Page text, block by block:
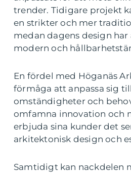
trender. Tidigare projekt
en strikter och mer
medan dagens design
modern och
En fördel med Höganäs
förmåga att anpassa sig
omständigheter och
omfamna innovation och
erbjuda sina kunder det
arkitektonisk design och
Samtidigt kan nackdelen